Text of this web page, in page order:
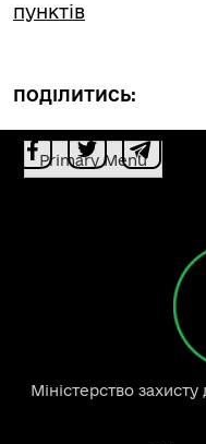
пунктів
ПОДІЛИТИСЬ:
Primary Menu
Міністерство